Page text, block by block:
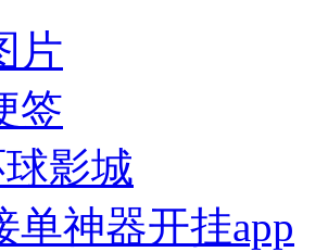
片
签
影城
单神器开挂app